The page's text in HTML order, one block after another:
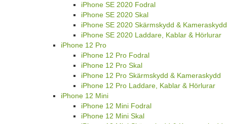
iPhone SE 2020 Fodral
iPhone SE 2020 Skal
iPhone SE 2020 Skärmskydd & Kameraskydd
iPhone SE 2020 Laddare, Kablar & Hörlurar
iPhone 12 Pro
iPhone 12 Pro Fodral
iPhone 12 Pro Skal
iPhone 12 Pro Skärmskydd & Kameraskydd
iPhone 12 Pro Laddare, Kablar & Hörlurar
iPhone 12 Mini
iPhone 12 Mini Fodral
iPhone 12 Mini Skal